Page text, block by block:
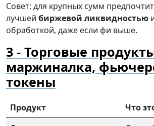
Совет: для крупных сумм
лучшей биржевой ликвидностью
обработкой, даже если фи выше.
Торговые
маржиналка,
токены
Продукт
Что